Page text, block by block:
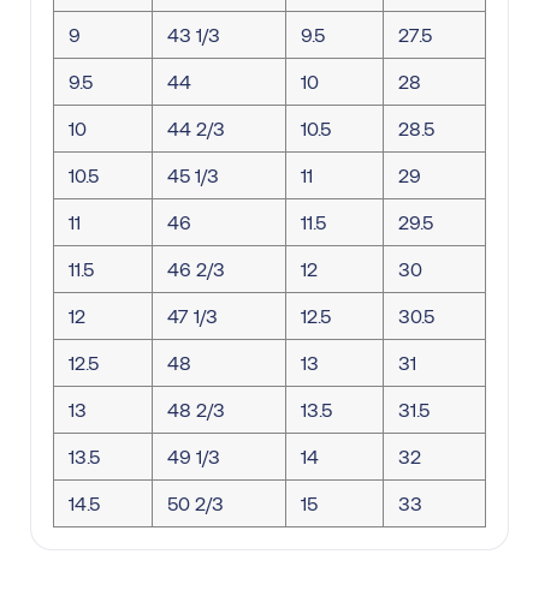
9 43 1/3 9.5 27.5
9.5 44 10 28
10 44 2/3 10.5 28.5
10.5 45 1/3 11 29
11 46 11.5 29.5
11.5 46 2/3 12 30
12 47 1/3 12.5 30.5
12.5 48 13 31
13 48 2/3 13.5 31.5
13.5 49 1/3 14 32
14.5 50 2/3 15 33